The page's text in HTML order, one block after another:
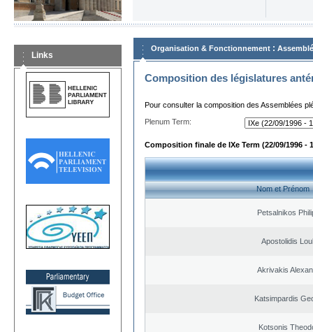
Links
Organisation & Fonctionnement :
Composition des législatures
Pour consulter la composition des Assemblées
Plenum Term:
Composition finale de IXe Term (22/09/1996 -
Nom et Prénom
Petsalnikos
Apostolidis
Akrivakis
Katsimpardis
Kotsonis